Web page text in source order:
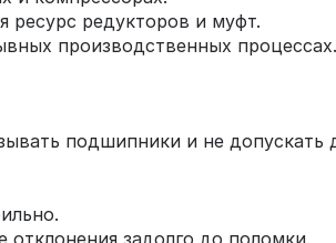
ресурс редукторов и муфт.
производственных процессах.
подшипники и не допускать
задолго до поломки.